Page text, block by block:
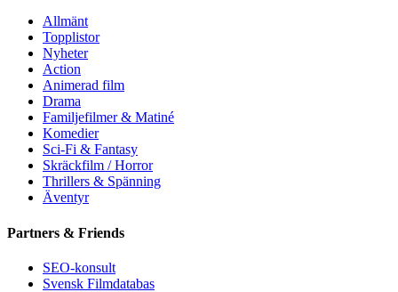
Allmänt
Topplistor
Nyheter
Action
Animerad film
Drama
Familjefilmer & Matiné
Komedier
Sci-Fi & Fantasy
Skräckfilm / Horror
Thrillers & Spänning
Äventyr
Partners & Friends
SEO-konsult
Svensk Filmdatabas